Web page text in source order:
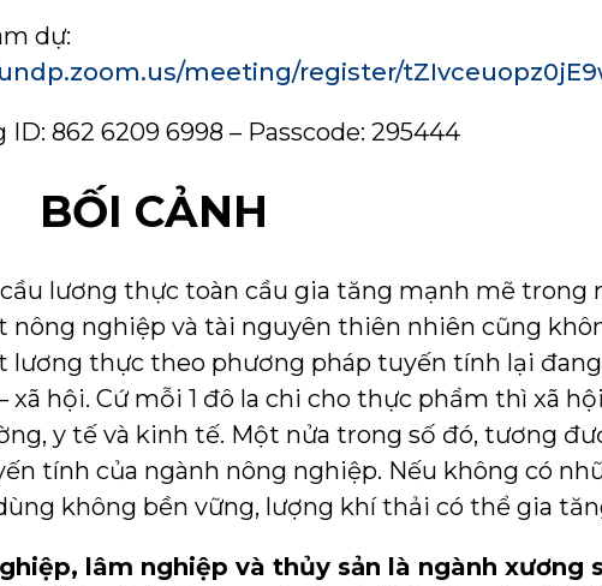
dự:
meeting/register/
ID: 862 6209 6998 – Passcode: 295444
CẢNH
lương thực toàn cầu gia tăng mạnh mẽ trong
nông nghiệp và tài nguyên thiên nhiên cũng
lương thực theo phương pháp tuyến tính lại
xã hội. Cứ mỗi 1 đô la chi cho thực phẩm thì xã
y tế và kinh tế. Một nửa trong số đó, tương
tính của ngành nông nghiệp. Nếu không có
không bền vững, lượng khí thải có thể gia
lâm nghiệp và thủy sản là ngành xương